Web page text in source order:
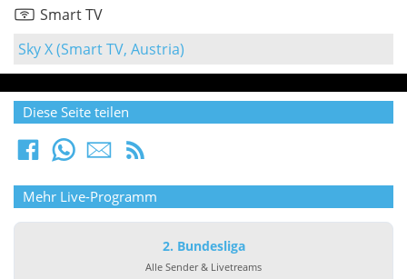
Smart TV
Sky X (Smart TV, Austria)
Diese Seite teilen
Mehr Live-Programm
2. Bundesliga
Alle Sender & Livetreams